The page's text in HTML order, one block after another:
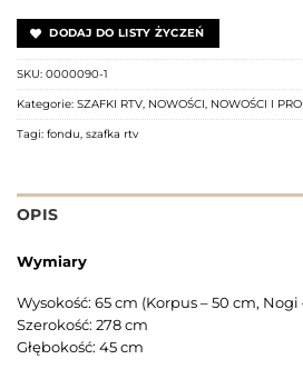
DODAJ DO LISTY ŻYCZEŃ
SKU: 0000090-1
Kategorie: SZAFKI RTV, NOWOŚCI, NOWOŚCI I
Tagi: fondu, szafka rtv
OPIS
Wymiary
Wysokość: 65 cm (Korpus – 50 cm, Nogi
Szerokość: 278 cm
Głębokość: 45 cm